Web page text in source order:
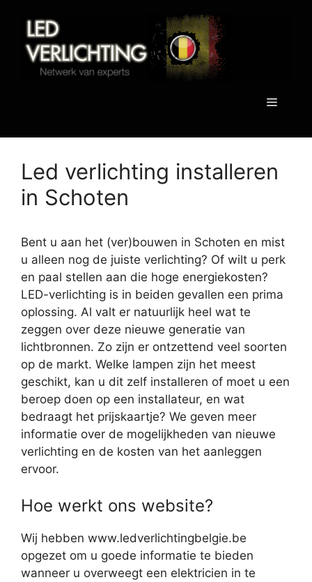
inhoud
Menu
Led verlichting installeren
in Schoten
Bent u aan het (ver)bouwen in Schoten en mist
u alleen nog de juiste verlichting? Of wilt u perk
en paal stellen aan die hoge energiekosten?
LED-verlichting is in beiden gevallen een prima
oplossing. Al valt er natuurlijk heel wat te
zeggen over deze nieuwe generatie van
lichtbronnen. Zo zijn er ontzettend veel soorten
op de markt. Welke lampen zijn het meest
geschikt, kan u dit zelf installeren of moet u een
beroep doen op een installateur, en wat
bedraagt het prijskaartje? We geven meer
informatie over de mogelijkheden van nieuwe
verlichting en de kosten van het aanleggen
ervoor.
Hoe werkt ons website?
Wij hebben www.ledverlichtingbelgie.be
opgezet om u goede informatie te bieden
wanneer u overweegt een elektricien in te